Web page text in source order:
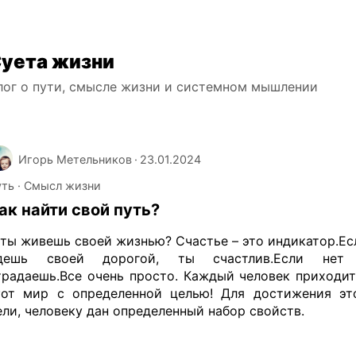
жизни
о пути, смысле жизни и системном мышлении
Игорь Метельников · 23.01.2024
Смысл жизни
найти свой путь?
живешь своей жизнью? Счастье – это
своей дорогой, ты счастлив.Если
очень просто. Каждый человек
мир с определенной целью! Для достижения
человеку дан определенный набор свойств.